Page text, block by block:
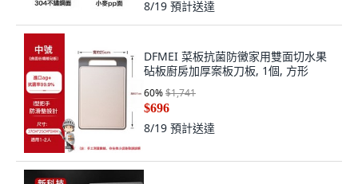
8/19 預計送達
DFMEI 菜板抗菌防黴家用雙面切水果
砧板廚房加厚案板刀板, 1個, 方形
60%$1,741
$696
8/19 預計送達